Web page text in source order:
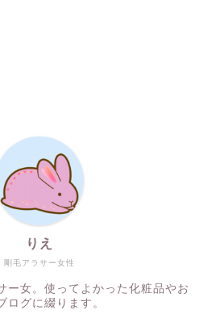
剛毛アラサー女性
りえ
ー女。使ってよかった化粧品やお
ログに綴ります。